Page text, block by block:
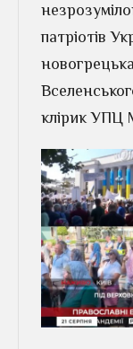
патріотів
клірик УПЦ